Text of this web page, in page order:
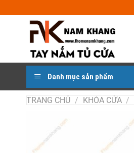
đến
Danh mục sản phẩm
TRANG CHỦ / KHÓA CỬA /